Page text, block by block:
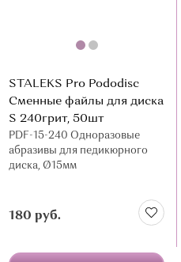
STALEKS Pro Pododisc
Сменные файлы для диска
S 240грит, 50шт
PDF-15-240 Одноразовые
абразивы для педикюрного
диска, Ø15мм
180 руб.